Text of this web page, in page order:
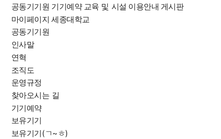
공동기기원 기기예약 교육 및 시설 이용안내 게시판
마이페이지 세종대학교
공동기기원
인사말
연혁
조직도
운영규정
찾아오시는 길
기기예약
보유기기
보유기기(ㄱ~ㅎ)